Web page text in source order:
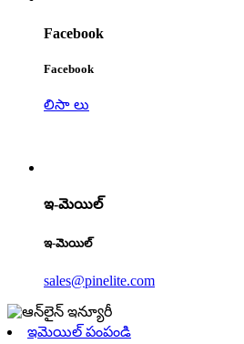
Facebook
Facebook
లిసా లు
ఇ-మెయిల్
ఇ-మెయిల్
sales@pinelite.com
ఇమెయిల్ పంపండి